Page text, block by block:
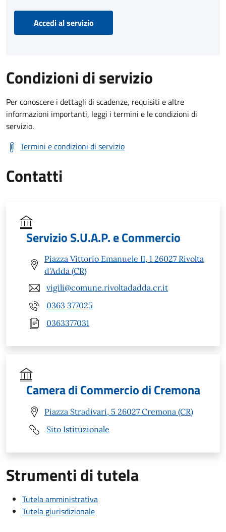
Accedi al servizio
Condizioni di servizio
Per conoscere i dettagli di scadenze, requisiti e altre
informazioni importanti, leggi i termini e le condizioni di
servizio.
Termini e condizioni di servizio
Contatti
Servizio S.U.A.P. e Commercio
Piazza Vittorio Emanuele II, 1 26027 Rivolta
d'Adda (CR)
vigili@comune.rivoltadadda.cr.it
0363 377025
0363377031
Camera di Commercio di Cremona
Piazza Stradivari, 5 26027 Cremona (CR)
Sito Istituzionale
Strumenti di tutela
Tutela amministrativa
Tutela giurisdizionale